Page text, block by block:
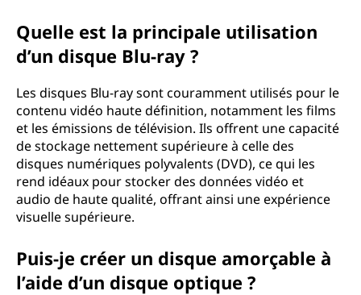
Quelle est la principale utilisation
d’un disque Blu-ray ?
Les disques Blu-ray sont couramment utilisés pour le
contenu vidéo haute définition, notamment les films
et les émissions de télévision. Ils offrent une capacité
de stockage nettement supérieure à celle des
disques numériques polyvalents (DVD), ce qui les
rend idéaux pour stocker des données vidéo et
audio de haute qualité, offrant ainsi une expérience
visuelle supérieure.
Puis-je créer un disque amorçable à
l’aide d’un disque optique ?